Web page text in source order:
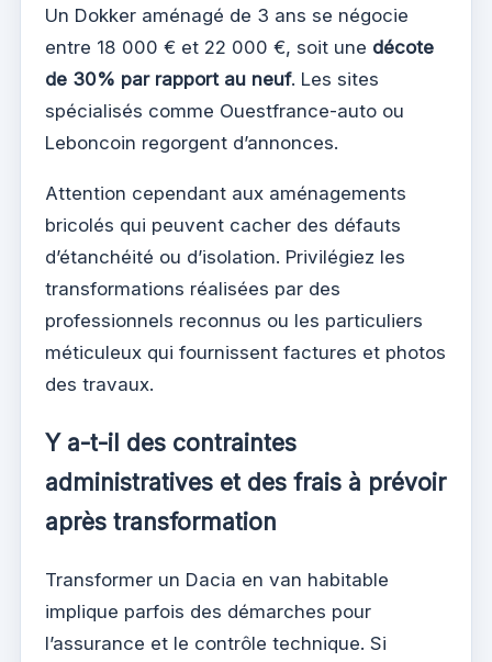
Un Dokker aménagé de 3 ans se négocie
entre 18 000 € et 22 000 €, soit une décote
de 30% par rapport au neuf. Les sites
spécialisés comme Ouestfrance-auto ou
Leboncoin regorgent d’annonces.
Attention cependant aux aménagements
bricolés qui peuvent cacher des défauts
d’étanchéité ou d’isolation. Privilégiez les
transformations réalisées par des
professionnels reconnus ou les particuliers
méticuleux qui fournissent factures et photos
des travaux.
Y a-t-il des contraintes
administratives et des frais à prévoir
après transformation
Transformer un Dacia en van habitable
implique parfois des démarches pour
l’assurance et le contrôle technique. Si